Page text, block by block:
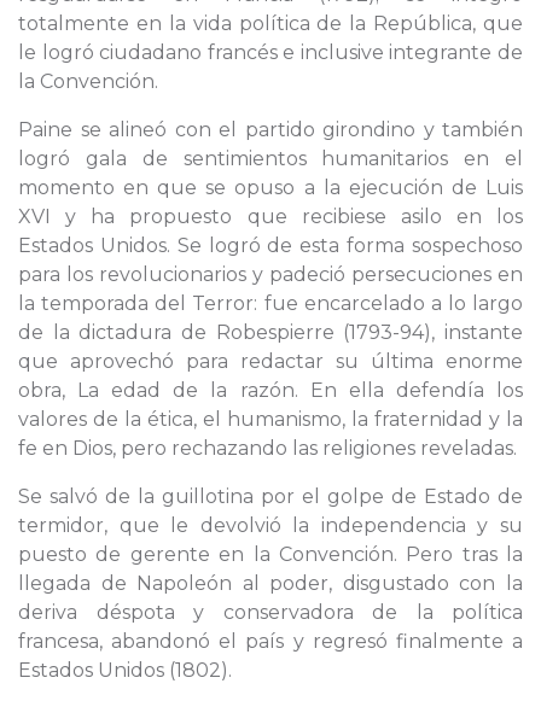
totalmente en la vida política de la República, que
le logró ciudadano francés e inclusive integrante de
la Convención.
Paine se alineó con el partido girondino y también
logró gala de sentimientos humanitarios en el
momento en que se opuso a la ejecución de Luis
XVI y ha propuesto que recibiese asilo en los
Estados Unidos. Se logró de esta forma sospechoso
para los revolucionarios y padeció persecuciones en
la temporada del Terror: fue encarcelado a lo largo
de la dictadura de Robespierre (1793-94), instante
que aprovechó para redactar su última enorme
obra, La edad de la razón. En ella defendía los
valores de la ética, el humanismo, la fraternidad y la
fe en Dios, pero rechazando las religiones reveladas.
Se salvó de la guillotina por el golpe de Estado de
termidor, que le devolvió la independencia y su
puesto de gerente en la Convención. Pero tras la
llegada de Napoleón al poder, disgustado con la
deriva déspota y conservadora de la política
francesa, abandonó el país y regresó finalmente a
Estados Unidos (1802).